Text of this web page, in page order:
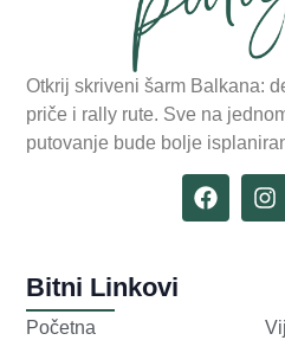
Otkrij skriveni šarm Balkana:
priče i rally rute. Sve na
putovanje bude bolje
Bitni Linkovi
Početna